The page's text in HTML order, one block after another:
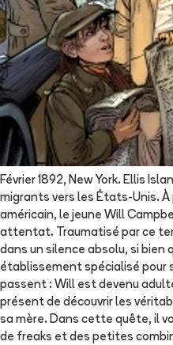
Février 1892, New York. Ellis
migrants vers les États-Unis. À
américain, le jeune Will
attentat. Traumatisé par ce
dans un silence absolu, si bien
établissement spécialisé pour
passent : Will est devenu
présent de découvrir les
sa mère. Dans cette quête, il
de freaks et des petites